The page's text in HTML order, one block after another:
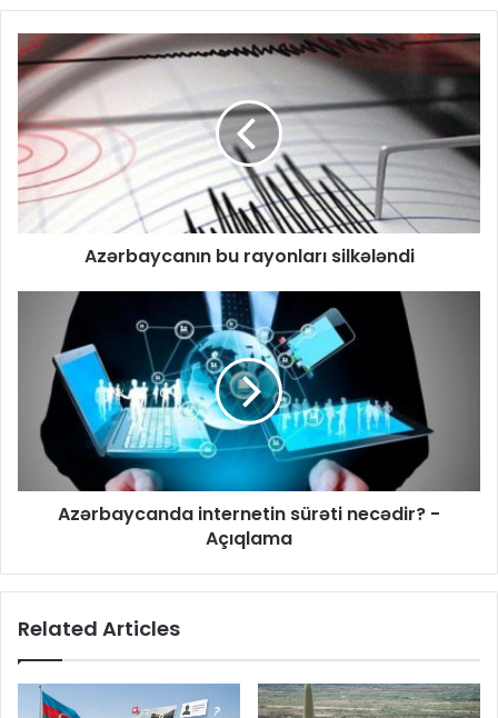
Azərbaycanın bu rayonları silkələndi
Azərbaycanda internetin sürəti necədir? -
Açıqlama
Related Articles